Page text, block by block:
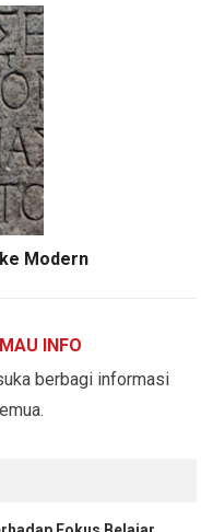
Modern
INFO
berbagi informasi